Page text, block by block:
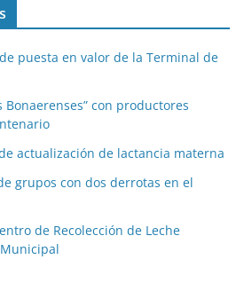
puesta en valor de la Terminal de
Bonaerenses” con productores
actualización de lactancia materna
grupos con dos derrotas en el
de Recolección de Leche